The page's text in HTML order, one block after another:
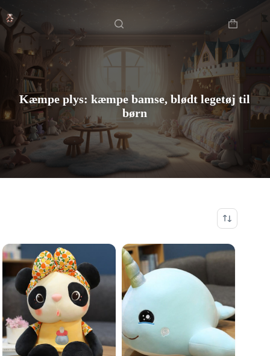
indhold
Hjem
Kæmpe plys: kæmpe bamse, blødt legetøj til
børn